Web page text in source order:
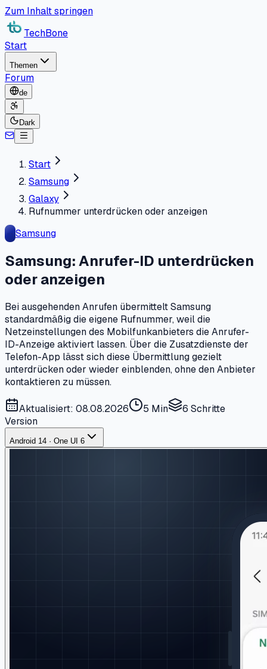
Zum Inhalt springen
TechBone
Start
Themen
Forum
de
Dark
Start
Samsung
Galaxy
Rufnummer unterdrücken oder anzeigen
Samsung
Samsung: Anrufer-ID unterdrücken
oder anzeigen
Bei ausgehenden Anrufen übermittelt Samsung
standardmäßig die eigene Rufnummer, weil die
Netzeinstellungen des Mobilfunkanbieters die Anrufer-
ID-Anzeige aktiviert lassen. Über die Zusatzdienste der
Telefon-App lässt sich diese Übermittlung gezielt
unterdrücken oder wieder einblenden, ohne den Anbieter
kontaktieren zu müssen.
Aktualisiert: 08.08.2026 5 Min 6 Schritte
Version
Android 14 · One UI 6